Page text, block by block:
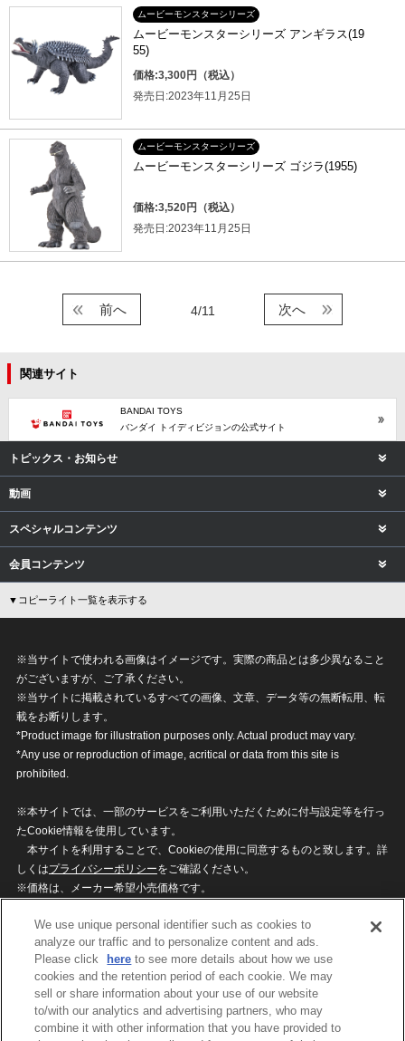
ムービーモンスターシリーズ
ムービーモンスターシリーズ アンギラス(19
55)
価格:3,300円（税込）
発売日:2023年11月25日
ムービーモンスターシリーズ
ムービーモンスターシリーズ ゴジラ(1955)
価格:3,520円（税込）
発売日:2023年11月25日
4/11
前へ 次へ
関連サイト
BANDAI TOYS
バンダイ トイディビジョンの公式サイト
トピックス・お知らせ
動画
スペシャルコンテンツ
会員コンテンツ
▼コピーライト一覧を表示する
※当サイトで使われる画像はイメージです。実際の商品とは多少異なること
がございますが、ご了承ください。
※当サイトに掲載されているすべての画像、文章、データ等の無断転用、転
載をお断りします。
*Product image for illustration purposes only. Actual product may vary.
*Any use or reproduction of image, acritical or data from this site is
prohibited.
※本サイトでは、一部のサービスをご利用いただくために付与設定等を行っ
たCookie情報を使用しています。
本サイトを利用することで、Cookieの使用に同意するものと致します。詳
しくはプライバシーポリシーをご確認ください。
※価格は、メーカー希望小売価格です。
ざいますのでご了承ください。
privacypolicy
Do Not Sell or Share My
Personal Information
ウェブサイトご利用条件
ソーシャルメディアポリシー
個人情報保護方針
お問い合わせ
We use unique personal identifier such as cookies to
analyze our traffic and to personalize content and ads.
Please click
here to see more details about how we use
cookies and the retention period of each cookie. We may
sell or share information about your use of our website
to/with our analytics and advertising partners, who may
combine it with other information that you have provided to